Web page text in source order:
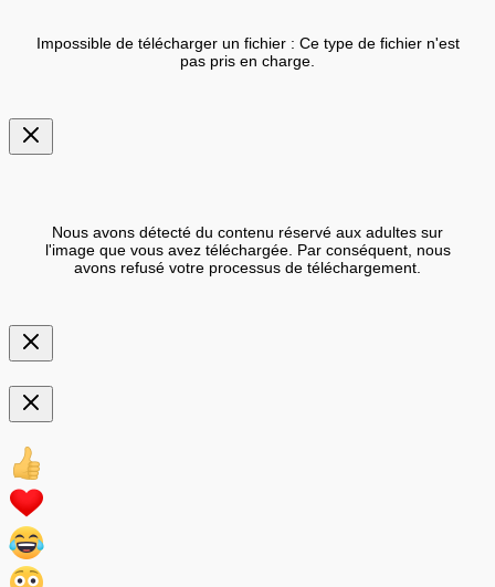
Impossible de télécharger un fichier : Ce type de fichier n'est
pas pris en charge.
Nous avons détecté du contenu réservé aux adultes sur
l'image que vous avez téléchargée. Par conséquent, nous
avons refusé votre processus de téléchargement.